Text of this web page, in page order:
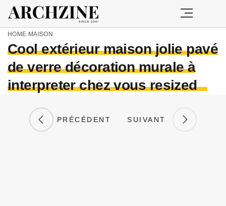
HOME MAISON
Cool extérieur maison jolie pavé
de verre décoration murale à
interpreter chez vous resized
PRÉCÉDENT SUIVANT